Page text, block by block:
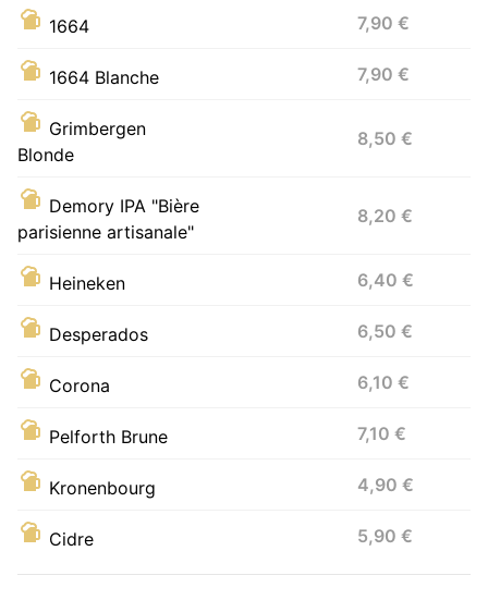
1664 7,90 €
1664 Blanche 7,90 €
Grimbergen
Blonde
8,50 €
Demory IPA "Bière
parisienne artisanale"
8,20 €
Heineken 6,40 €
Desperados 6,50 €
Corona 6,10 €
Pelforth Brune 7,10 €
Kronenbourg 4,90 €
Cidre 5,90 €